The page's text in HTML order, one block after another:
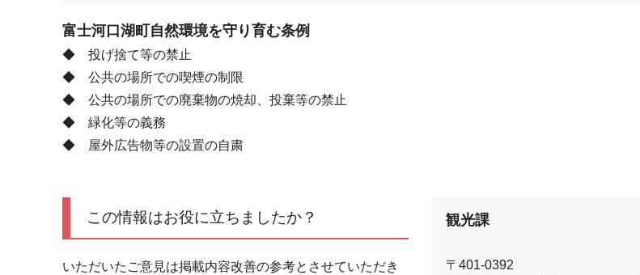
富士河口湖町自然環境を守り育む条例
◆ 投げ捨て等の禁止
◆ 公共の場所での喫煙の制限
◆ 公共の場所での廃棄物の焼却、投棄等の禁止
◆ 緑化等の義務
◆ 屋外広告物等の設置の自粛
この情報はお役に立ちましたか？
いただいたご意見は掲載内容改善の参考とさせていただき
観光課
〒401-0392